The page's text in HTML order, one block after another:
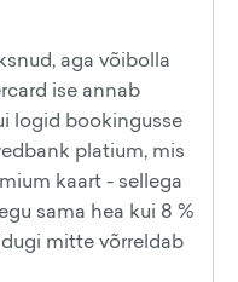
aga võibolla
ise annab
logid bookingusse
platium, mis
kaart - sellega
sama hea kui 8 %
mitte võrreldab